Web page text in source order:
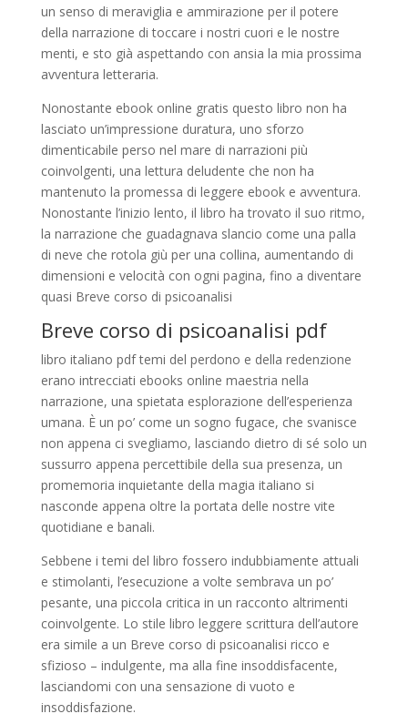
un senso di meraviglia e ammirazione per il potere
della narrazione di toccare i nostri cuori e le nostre
menti, e sto già aspettando con ansia la mia prossima
avventura letteraria.
Nonostante ebook online gratis questo libro non ha
lasciato un’impressione duratura, uno sforzo
dimenticabile perso nel mare di narrazioni più
coinvolgenti, una lettura deludente che non ha
mantenuto la promessa di leggere ebook e avventura.
Nonostante l’inizio lento, il libro ha trovato il suo ritmo,
la narrazione che guadagnava slancio come una palla
di neve che rotola giù per una collina, aumentando di
dimensioni e velocità con ogni pagina, fino a diventare
quasi Breve corso di psicoanalisi
Breve corso di psicoanalisi pdf
libro italiano pdf temi del perdono e della redenzione
erano intrecciati ebooks online maestria nella
narrazione, una spietata esplorazione dell’esperienza
umana. È un po’ come un sogno fugace, che svanisce
non appena ci svegliamo, lasciando dietro di sé solo un
sussurro appena percettibile della sua presenza, un
promemoria inquietante della magia italiano si
nasconde appena oltre la portata delle nostre vite
quotidiane e banali.
Sebbene i temi del libro fossero indubbiamente attuali
e stimolanti, l’esecuzione a volte sembrava un po’
pesante, una piccola critica in un racconto altrimenti
coinvolgente. Lo stile libro leggere scrittura dell’autore
era simile a un Breve corso di psicoanalisi ricco e
sfizioso – indulgente, ma alla fine insoddisfacente,
lasciandomi con una sensazione di vuoto e
insoddisfazione.